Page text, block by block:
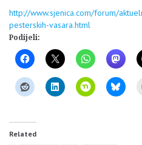
http://www.sjenica.com/forum/
pesterskih-vasara.html
Podijeli:
Related